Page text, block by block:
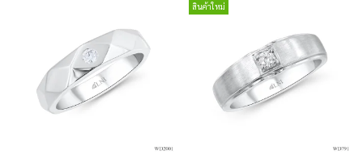
สินค้าใหม่